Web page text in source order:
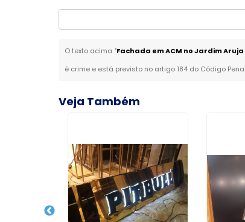
O texto acima "Fachada em ACM no Jardim
é crime e está previsto no artigo 184 do Código
Veja Também